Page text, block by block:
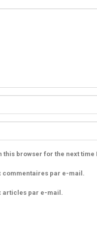
this browser for the next time
commentaires par e-mail.
articles par e-mail.